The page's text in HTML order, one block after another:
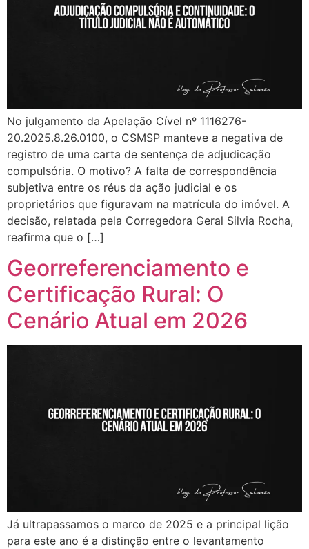
No julgamento da Apelação Cível nº 1116276-
20.2025.8.26.0100, o CSMSP manteve a negativa de
registro de uma carta de sentença de adjudicação
compulsória. O motivo? A falta de correspondência
subjetiva entre os réus da ação judicial e os
proprietários que figuravam na matrícula do imóvel. A
decisão, relatada pela Corregedora Geral Silvia Rocha,
reafirma que o […]
Georreferenciamento e
Certificação Rural: O
Cenário Atual em 2026
Já ultrapassamos o marco de 2025 e a principal lição
para este ano é a distinção entre o levantamento